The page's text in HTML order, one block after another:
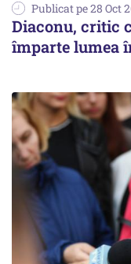
Publicat pe 28 Oct
Diaconu, critic
împarte lumea